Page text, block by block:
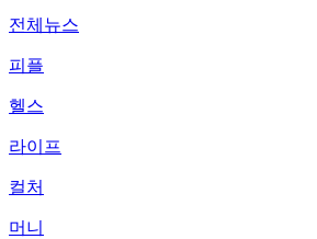
전체뉴스
피플
헬스
라이프
컬처
머니